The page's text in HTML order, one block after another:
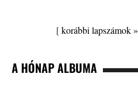
[korábbi lapszámok »
A HÓNAP ALBUMA